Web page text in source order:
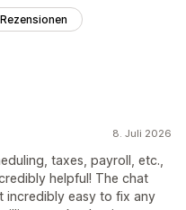
8. Juli 2026
taxes, payroll, etc.,
helpful! The chat
incredibly easy to fix any